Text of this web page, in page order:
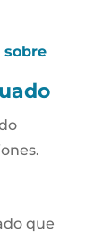
sobre
que